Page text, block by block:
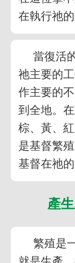
在執行祂的
當復活
祂主要的
作主要的
到全地。
棕、黃、
是基督繁
基督在祂
產
繁殖是